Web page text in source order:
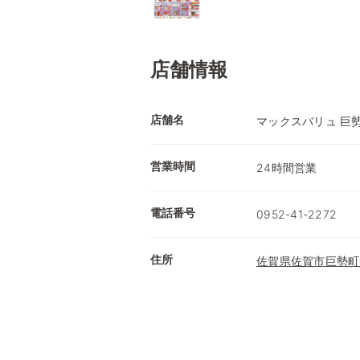
店舗情報
店舗名 マックスバリュ 巨
営業時間 24時間営業
電話番号 0952-41-2272
住所 佐賀県佐賀市巨勢